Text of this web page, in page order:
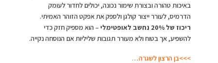
באיכות טהורה ובצורת שימור נכונה, יכולים לחדור לעומק
הדרמיס, לעורר ייצור קולגן ולספק את אפקט הזוהר האמיתי.
ריכוז של 20% נחשב לאופטימלי
– הוא מספיק חזק כדי
להשפיע, אך בטוח ולא מעורר תגובות שליליות אם הנוסחה נקייה.
>>>בן הרצון לשגרה…